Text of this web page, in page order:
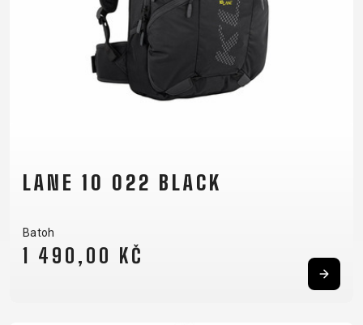
LANE 10 022 BLACK
Batoh
1 490,00 KČ